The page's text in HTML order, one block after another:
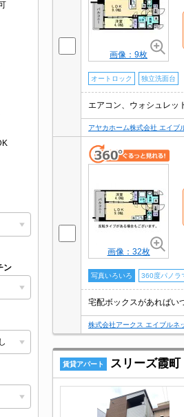
ン
画像：9枚
オートロック 独立洗面台
エアコン、ウォシュレッ
アヤカホーム株式会社 エイブ
画像：32枚
写真いろいろ 360度パノラ
株式会社アークス エイブルネ
賃貸アパート スリーズ霞町